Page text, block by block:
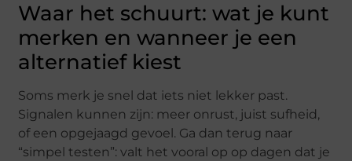
Waar het schuurt: wat je kunt
merken en wanneer je een
alternatief kiest
Soms merk je snel dat iets niet lekker past.
Signalen kunnen zijn: meer onrust, juist sufheid,
of een opgejaagd gevoel. Ga dan terug naar
“simpel testen”: valt het vooral op op dagen dat je